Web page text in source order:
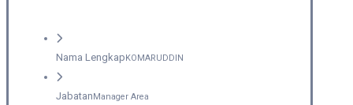
Nama Lengkap KOMARUDDIN
Jabatan Manager Area